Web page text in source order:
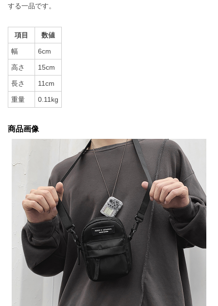
する一品です。
項目 数値
幅 6cm
高さ 15cm
長さ 11cm
重量 0.11kg
商品画像